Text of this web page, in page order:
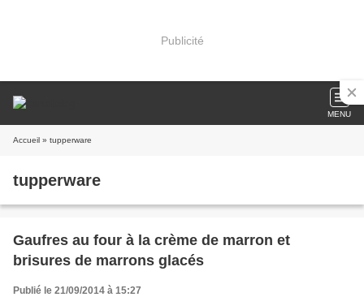
Publicité
MENU
Accueil » tupperware
tupperware
Gaufres au four à la crème de marron et
brisures de marrons glacés
Publié le 21/09/2014 à 15:27